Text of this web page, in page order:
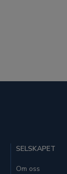
SELSKAPET
Om oss